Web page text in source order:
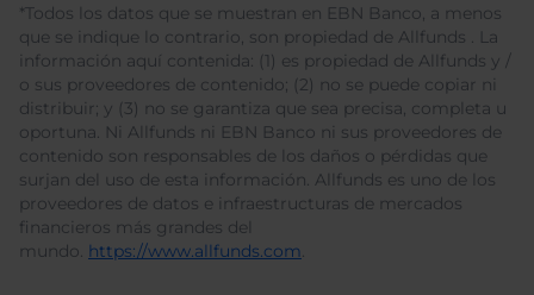
*Todos los datos que se muestran en EBN Banco, a menos
que se indique lo contrario, son propiedad de Allfunds . La
información aquí contenida: (1) es propiedad de Allfunds y /
o sus proveedores de contenido; (2) no se puede copiar ni
distribuir; y (3) no se garantiza que sea precisa, completa u
oportuna. Ni Allfunds ni EBN Banco ni sus proveedores de
contenido son responsables de los daños o pérdidas que
surjan del uso de esta información. Allfunds es uno de los
proveedores de datos e infraestructuras de mercados
financieros más grandes del
mundo. https://www.allfunds.com.